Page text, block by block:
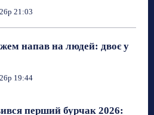
21:03
напав на людей: двоє у
19:44
перший бурчак 2026: